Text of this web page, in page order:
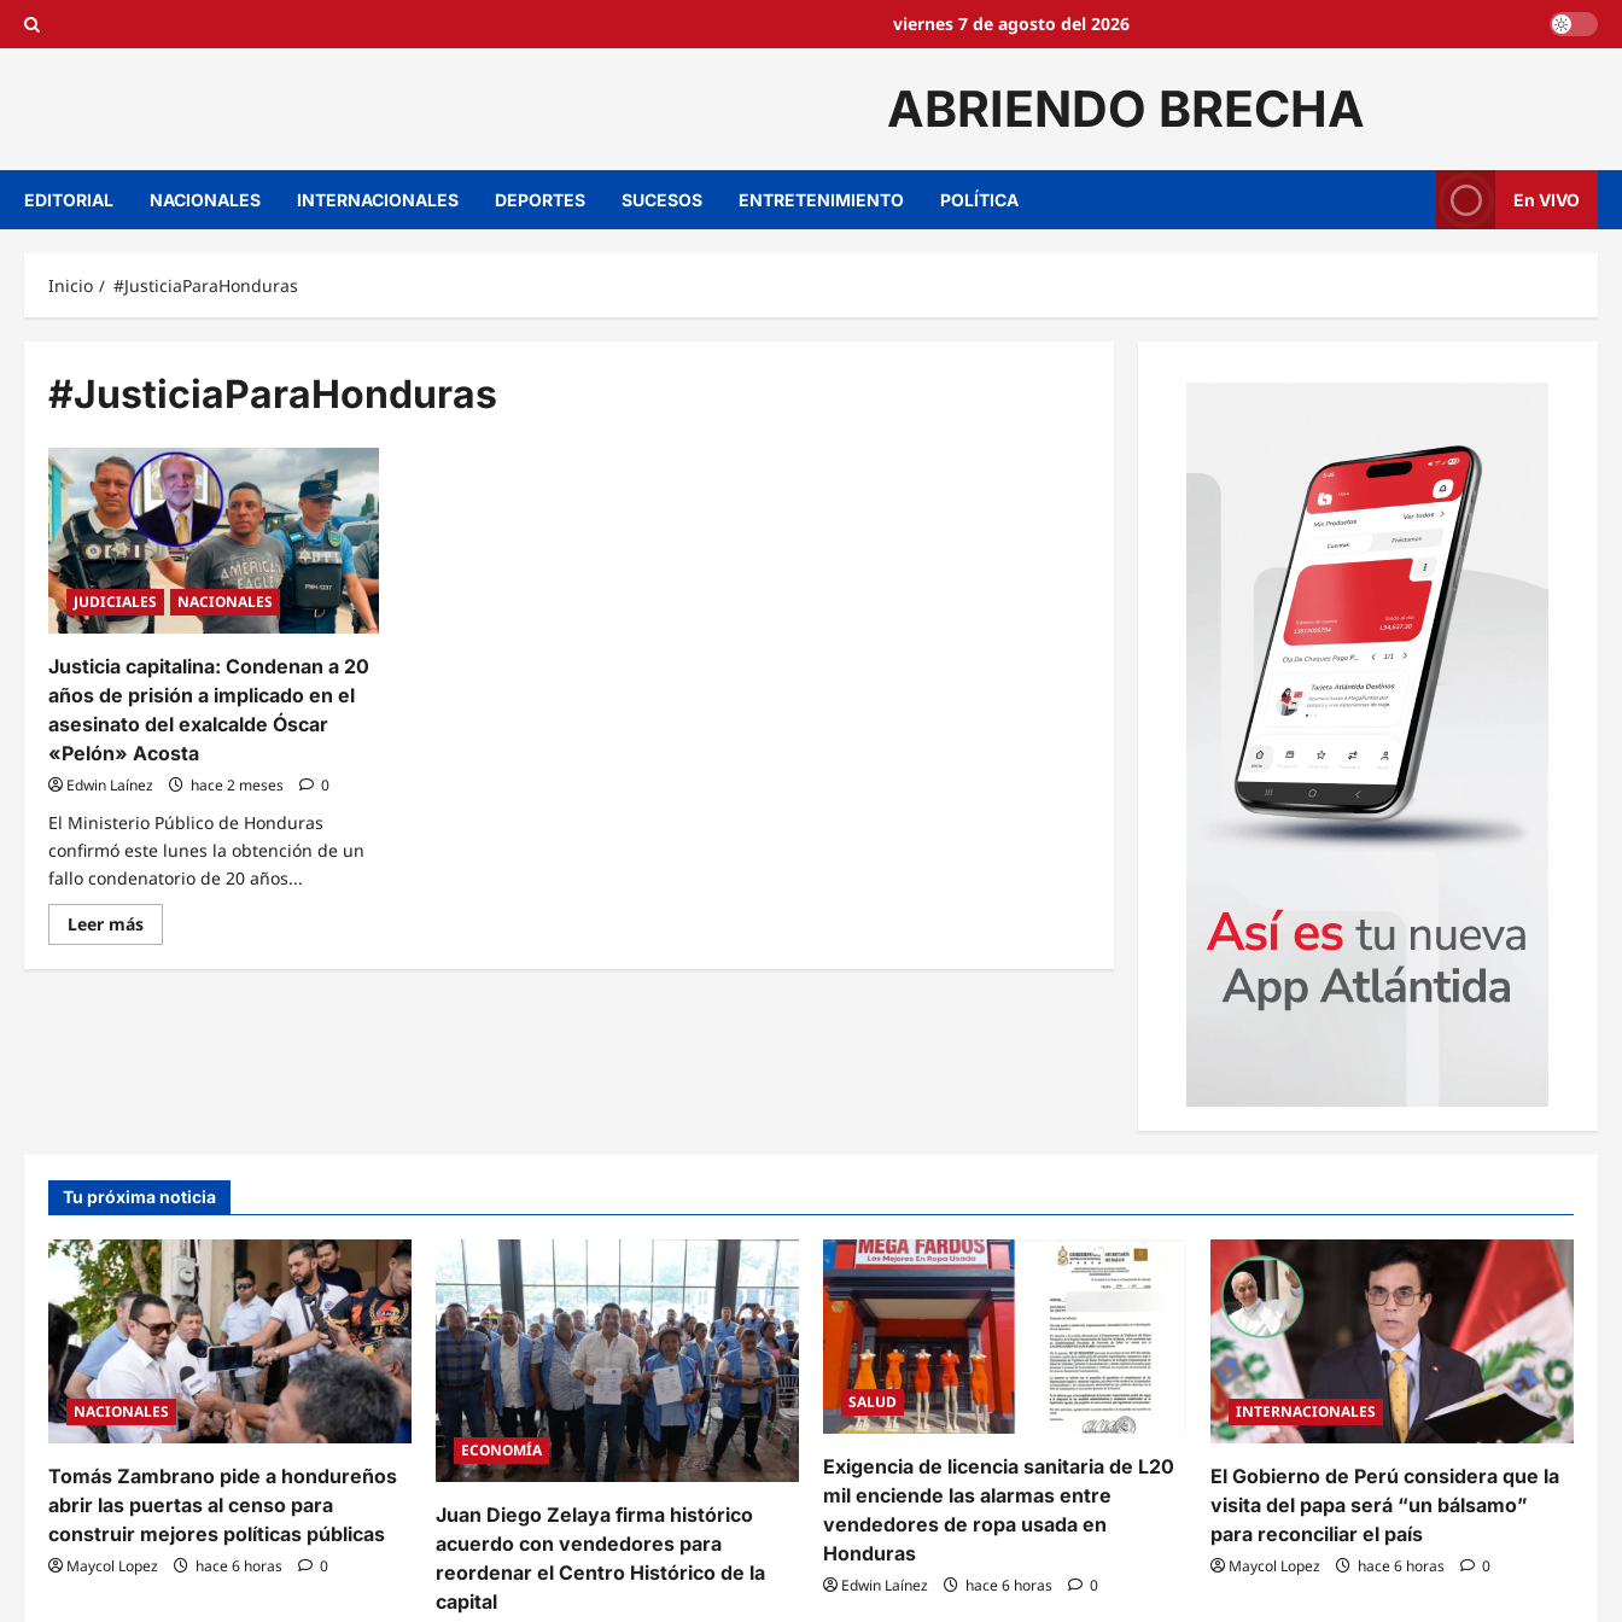
Saltar
viernes 7 de agosto del 2026
ABRIENDO BRECHA
EDITORIAL NACIONALES INTERNACIONALES DEPORTES SUCESOS ENTRETENIMIENTO POLÍTICA En VIVO
Inicio #JusticiaParaHonduras
#JusticiaParaHonduras
JUDICIALES NACIONALES
Justicia capitalina: Condenan a 20
años de prisión a implicado en el
asesinato del exalcalde Óscar
«Pelón» Acosta
Edwin Laínez hace 2 meses 0
El Ministerio Público de Honduras
confirmó este lunes la obtención de un
fallo condenatorio de 20 años...
Leer másRead
more
Justicia
asesinato
del
exalcalde
«Pelón»
Acosta
Tu próxima noticia
NACIONALES
Tomás Zambrano pide a hondureños
abrir las puertas al censo para
construir mejores políticas públicas
Maycol Lopez hace 6 horas 0
ECONOMÍA
Juan Diego Zelaya firma histórico
acuerdo con vendedores para
reordenar el Centro Histórico de la
capital
SALUD
Exigencia de licencia sanitaria de L20
mil enciende las alarmas entre
vendedores de ropa usada en
Honduras
Edwin Laínez hace 6 horas 0
INTERNACIONALES
El Gobierno de Perú considera que la
visita del papa será “un bálsamo”
para reconciliar el país
Maycol Lopez hace 6 horas 0